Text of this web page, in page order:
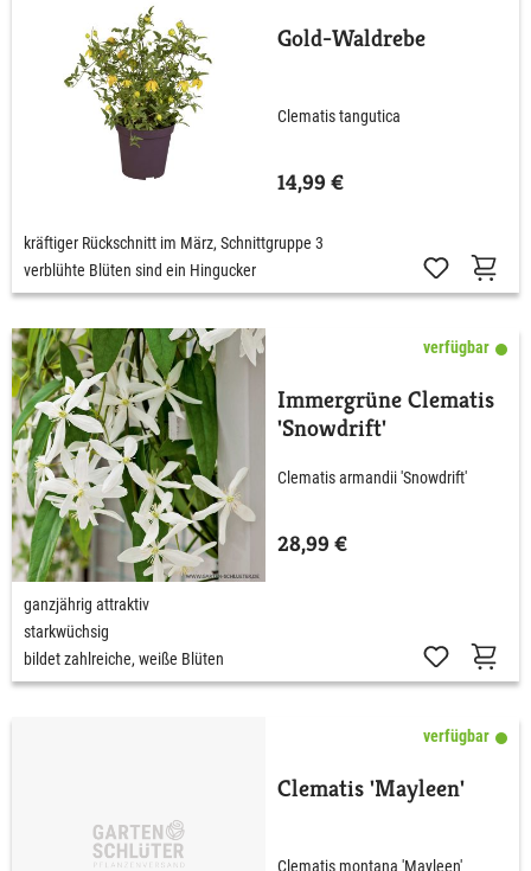
Gold-Waldrebe
Clematis tangutica
14,99 €
kräftiger Rückschnitt im März, Schnittgruppe 3
verblühte Blüten sind ein Hingucker
verfügbar
Immergrüne Clematis
'Snowdrift'
Clematis armandii 'Snowdrift'
28,99 €
ganzjährig attraktiv
starkwüchsig
bildet zahlreiche, weiße Blüten
verfügbar
Clematis 'Mayleen'
Clematis montana 'Mayleen'